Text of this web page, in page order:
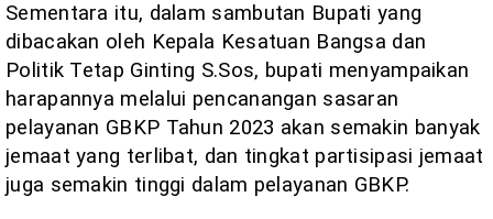
Sementara itu, dalam sambutan Bupati yang
dibacakan oleh Kepala Kesatuan Bangsa dan
Politik Tetap Ginting S.Sos, bupati menyampaikan
harapannya melalui pencanangan sasaran
pelayanan GBKP Tahun 2023 akan semakin banyak
jemaat yang terlibat, dan tingkat partisipasi jemaat
juga semakin tinggi dalam pelayanan GBKP.